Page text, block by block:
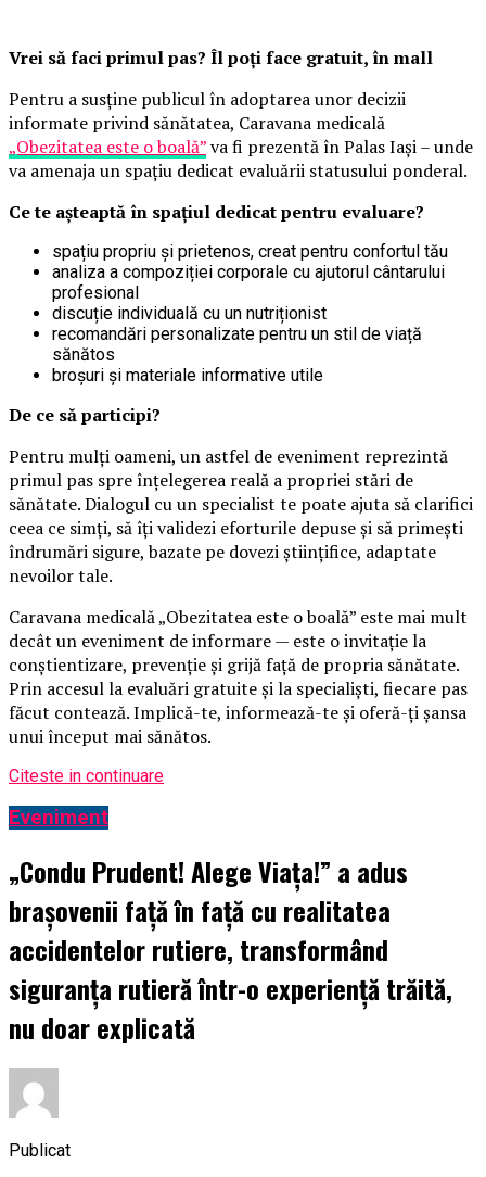
Vrei să faci primul pas? Îl poți face gratuit, în mall
Pentru a susține publicul în adoptarea unor decizii
informate privind sănătatea, Caravana medicală
„Obezitatea este o boală”va fi prezentă în Palas Iași – unde
va amenaja un spațiu dedicat evaluării statusului ponderal.
Ce te așteaptă în spațiul dedicat pentru evaluare?
spațiu propriu și prietenos, creat pentru confortul tău
analiza a compoziției corporale cu ajutorul cântarului
profesional
discuție individuală cu un nutriționist
recomandări personalizate pentru un stil de viață
sănătos
broșuri și materiale informative utile
De ce să participi?
Pentru mulți oameni, un astfel de eveniment reprezintă
primul pas spre înțelegerea reală a propriei stări de
sănătate. Dialogul cu un specialist te poate ajuta să clarifici
ceea ce simți, să îți validezi eforturile depuse și să primești
îndrumări sigure, bazate pe dovezi științifice, adaptate
nevoilor tale.
Caravana medicală „Obezitatea este o boală” este mai mult
decât un eveniment de informare — este o invitație la
conștientizare, prevenție și grijă față de propria sănătate.
Prin accesul la evaluări gratuite și la specialiști, fiecare pas
făcut contează. Implică-te, informează-te și oferă-ți șansa
unui început mai sănătos.
Citeste in continuare
Eveniment
„Condu Prudent! Alege Viața!” a adus
brașovenii față în față cu realitatea
accidentelor rutiere, transformând
siguranța rutieră într-o experiență trăită,
nu doar explicată
Publicat